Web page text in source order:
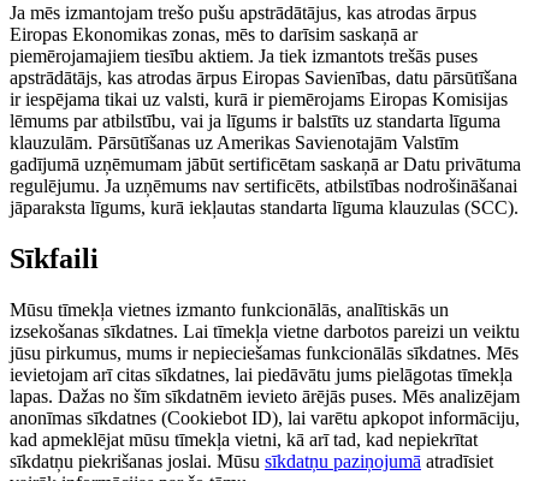
Ja mēs izmantojam trešo pušu apstrādātājus, kas atrodas ārpus
Eiropas Ekonomikas zonas, mēs to darīsim saskaņā ar
piemērojamajiem tiesību aktiem. Ja tiek izmantots trešās puses
apstrādātājs, kas atrodas ārpus Eiropas Savienības, datu pārsūtīšana
ir iespējama tikai uz valsti, kurā ir piemērojams Eiropas Komisijas
lēmums par atbilstību, vai ja līgums ir balstīts uz standarta līguma
klauzulām. Pārsūtīšanas uz Amerikas Savienotajām Valstīm
gadījumā uzņēmumam jābūt sertificētam saskaņā ar Datu privātuma
regulējumu. Ja uzņēmums nav sertificēts, atbilstības nodrošināšanai
jāparaksta līgums, kurā iekļautas standarta līguma klauzulas (SCC).
Sīkfaili
Mūsu tīmekļa vietnes izmanto funkcionālās, analītiskās un
izsekošanas sīkdatnes. Lai tīmekļa vietne darbotos pareizi un veiktu
jūsu pirkumus, mums ir nepieciešamas funkcionālās sīkdatnes. Mēs
ievietojam arī citas sīkdatnes, lai piedāvātu jums pielāgotas tīmekļa
lapas. Dažas no šīm sīkdatnēm ievieto ārējās puses. Mēs analizējam
anonīmas sīkdatnes (Cookiebot ID), lai varētu apkopot informāciju,
kad apmeklējat mūsu tīmekļa vietni, kā arī tad, kad nepiekrītat
sīkdatņu piekrišanas joslai. Mūsu sīkdatņu paziņojumā atradīsiet